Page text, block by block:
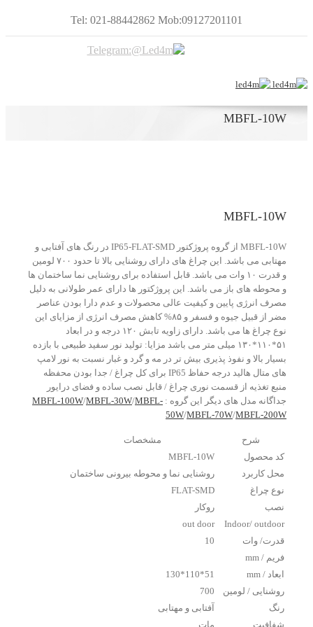
Tel: 021-88442862 Mob:09127201101
MBFL-10W
MBFL-10W
MBFL-10W از گروه پروژکتور IP65-FLAT-SMD در رنگ های آفتابی و
مهتابی می باشد. این چراغ های دارای روشنایی بالا تا حدود ۷۰۰ لومین
و قدرت ۱۰ وات می باشد. قابل استفاده برای روشنایی نما ساختمان ها
و محوطه های باز می باشد. این پروژکتور ها دارای عمر طولانی به دلیل
مصرف انرژی پایین و کیفیت عالی محصولات و عدم دارا بودن عناصر
مضر از قبیل جیوه و فسفر و ۸۵% کاهش مصرف انرژی از مزایای این
نوع چراغ ها می باشد. دارای زاویه تابش ۱۲۰ درجه و در ابعاد
۵۱*۱۱۰*۱۳۰ میلی متر می باشد مزایا: تولید نور سفید طبیعی با بازده
بسیار بالا و نفوذ پذیری بیش تر در مه و گرد و غبار نسبت به نور لامپ
های متال هالید درجه حفاظ IP65 برای کل چراغ / جدا بودن محفظه
منبع تغذیه از قسمت نوری چراغ / قابل نصب ساده و فضای درایور
جداگانه مدل های دیگر این گروه :
MBFL-100W/MBFL-30W/MBFL-
50W/MBFL-70W/MBFL-200W
شرح
مشخصات
کد محصول
MBFL-10W
محل کاربرد
روشنایی نما و محوطه بیرونی ساختمان
نوع چراغ
FLAT-SMD
نصب
روکار
Indoor/ outdoor
out door
قدرت/ وات
10
فریم / mm
ابعاد / mm
51*110*130
روشنایی / لومین
700
رنگ
آفتابی و مهتابی
شفافیت
مات